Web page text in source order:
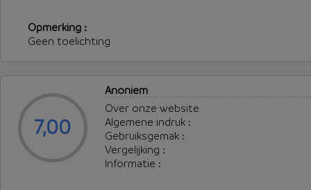
Opmerking :
Geen toelichting
7,00
Anoniem
Over onze website
Algemene indruk :
Gebruiksgemak :
Vergelijking :
Informatie :